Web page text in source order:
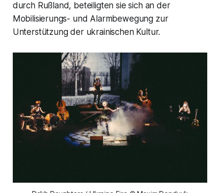
durch Rußland, beteiligten sie sich an der
Mobilisierungs- und Alarmbewegung zur
Unterstützung der ukrainischen Kultur.